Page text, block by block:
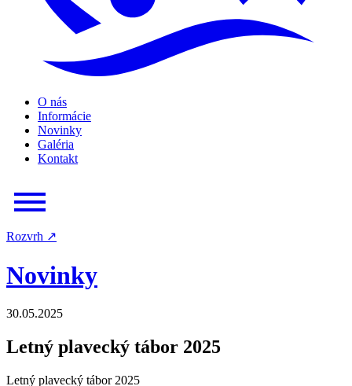
O nás
Informácie
Novinky
Galéria
Kontakt
Rozvrh ↗
Novinky
30.05.2025
Letný plavecký tábor 2025
Letný plavecký tábor 2025